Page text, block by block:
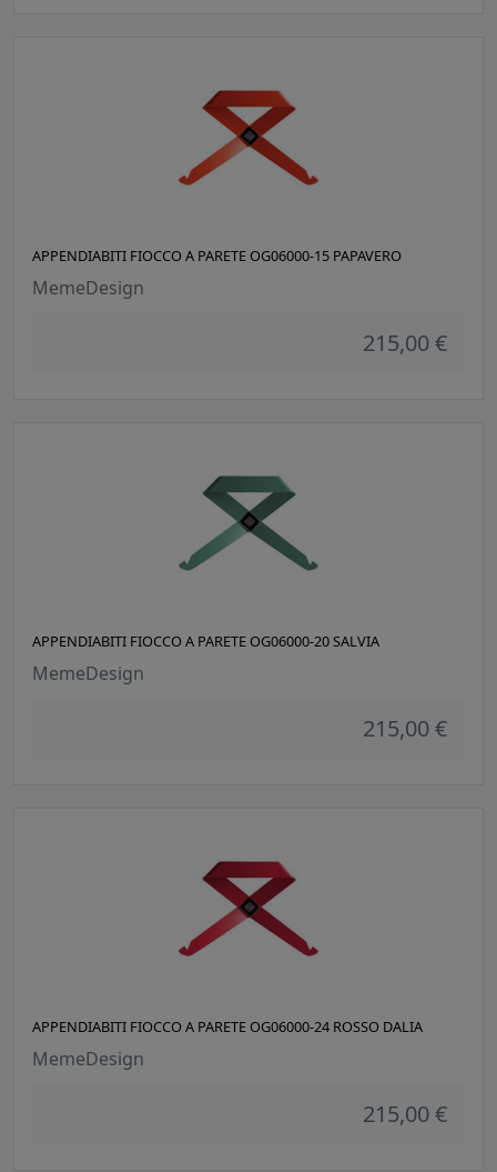
APPENDIABITI FIOCCO A PARETE OG06000-15 PAPAVERO
MemeDesign
215,00 €
APPENDIABITI FIOCCO A PARETE OG06000-20 SALVIA
MemeDesign
215,00 €
APPENDIABITI FIOCCO A PARETE OG06000-24 ROSSO DALIA
MemeDesign
215,00 €